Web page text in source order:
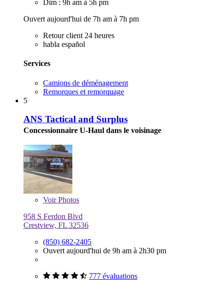
Dim : 9h am à 5h pm
Ouvert aujourd'hui de 7h am à 7h pm
Retour client 24 heures
habla español
Services
Camions de déménagement
Remorques et remorquage
5
ANS Tactical and Surplus
Concessionnaire U-Haul dans le voisinage
VoirPhotos
958 S Ferdon Blvd
Crestview, FL 32536
(850) 682-2405
Ouvert aujourd'hui de 9h am à 2h30 pm
777 évaluations